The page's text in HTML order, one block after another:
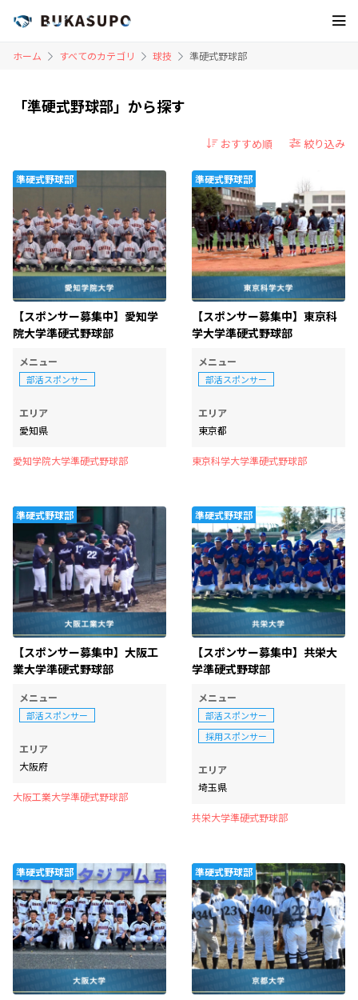
ホーム すべてのカテゴリ 球技 準硬式野球部
「準硬式野球部」から探す
絞り込み
準硬式野球部
【スポンサー募集中】愛知学
院大学準硬式野球部
メニュー
部活スポンサー
エリア
愛知県
愛知学院大学準硬式野球部
準硬式野球部
【スポンサー募集中】東京科
学大学準硬式野球部
メニュー
部活スポンサー
エリア
東京都
東京科学大学準硬式野球部
準硬式野球部
【スポンサー募集中】大阪工
業大学準硬式野球部
メニュー
部活スポンサー
エリア
大阪府
大阪工業大学準硬式野球部
準硬式野球部
【スポンサー募集中】共栄大
学準硬式野球部
メニュー
部活スポンサー
採用スポンサー
エリア
埼玉県
共栄大学準硬式野球部
準硬式野球部 準硬式野球部